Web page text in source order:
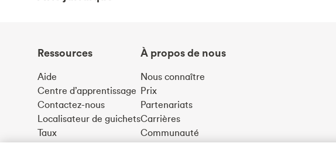
Ressources
Aide
Centre d’apprentissage
Contactez-nous
Localisateur de guichets
Taux
À propos de nous
Nous connaître
Prix
Partenariats
Carrières
Communauté